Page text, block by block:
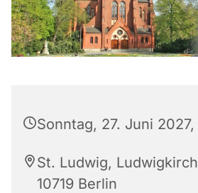
Sonntag, 27. Juni
St. Ludwig,
10719 Berlin